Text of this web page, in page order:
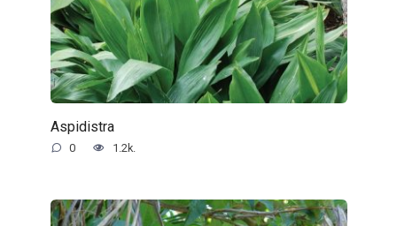
Aspidistra
0 1.2k.